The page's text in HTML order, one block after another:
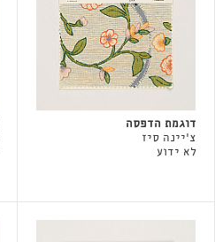
דוגמת הדפסה
צ'יינה סיז
לא ידוע